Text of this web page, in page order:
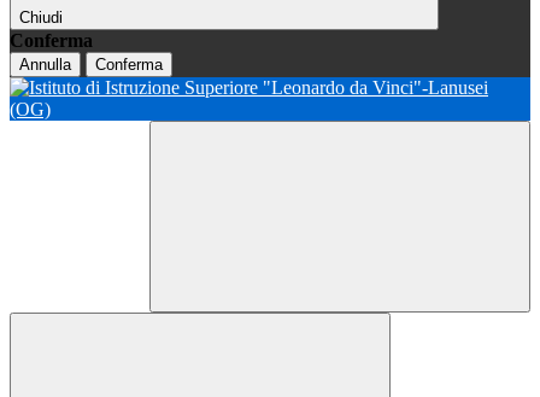
Chiudi
Conferma
Annulla Conferma